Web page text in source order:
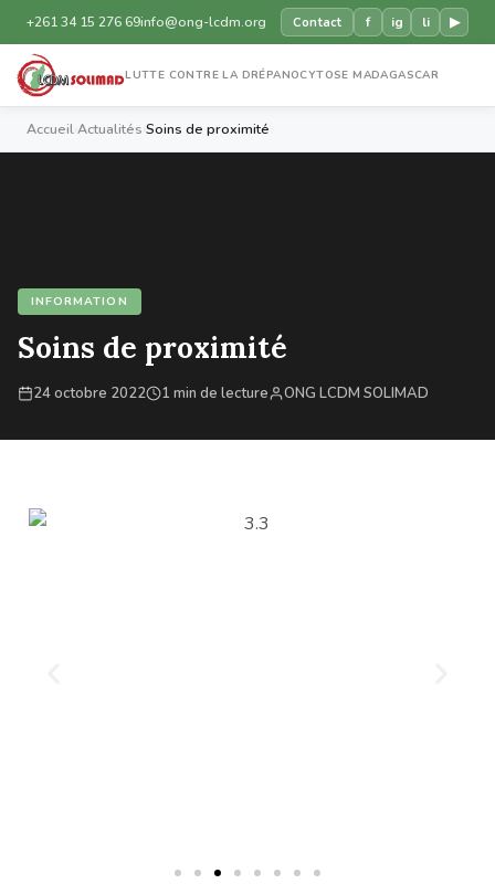
+261 34 15 276 69info@ong-lcdm.org Contact f ig li ▶
LUTTE CONTRE LA DRÉPANOCYTOSE MADAGASCAR
AccueilActualités Soins de proximité
INFORMATION
Soins de proximité
24 octobre 2022 1 min de lecture ONG LCDM SOLIMAD